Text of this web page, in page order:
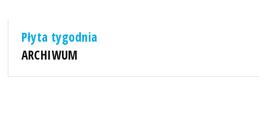
Płyta tygodnia
ARCHIWUM